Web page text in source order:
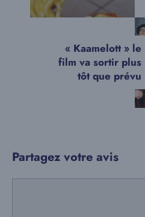
« Kaamelott » le
film va sortir plus
tôt que prévu
Partagez votre avis